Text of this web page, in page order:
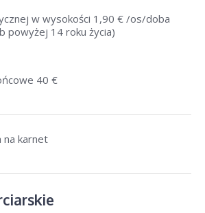
w wysokości 1,90 € /os/doba
powyżej 14 roku życia)
40 €
na karnet